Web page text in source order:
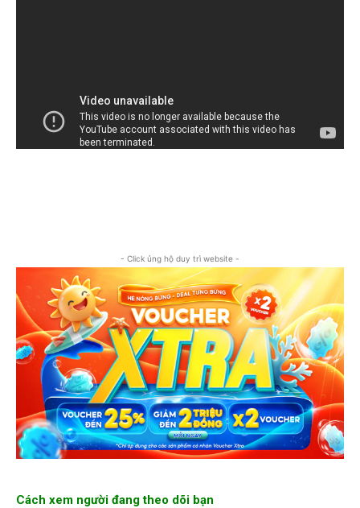
- Click ủng hộ duy trì website -
Cách xem người đang theo dõi bạn